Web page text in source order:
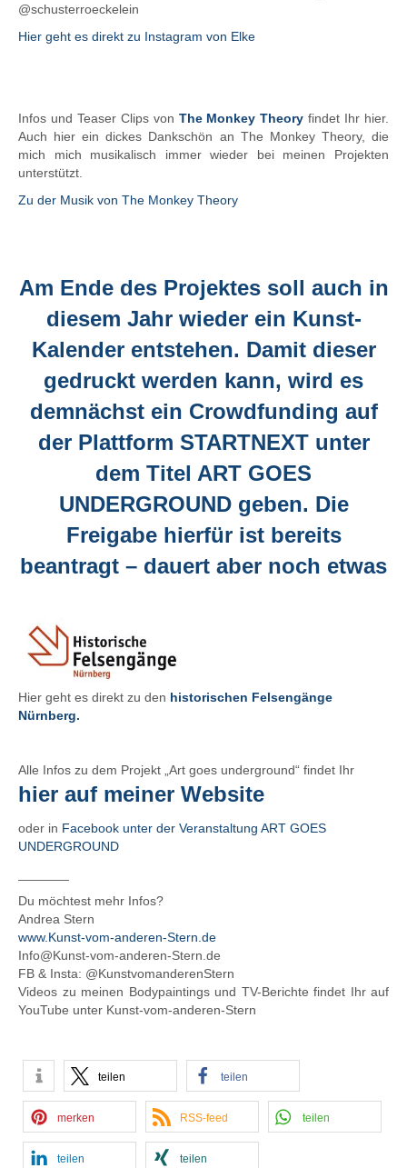
@schusterroeckelein
Hier geht es direkt zu Instagram von Elke
Infos und Teaser Clips von The Monkey Theory findet Ihr hier.
Auch hier ein dickes Dankschön an The Monkey Theory, die
mich mich musikalisch immer wieder bei meinen Projekten
unterstützt.
Zu der Musik von The Monkey Theory
Am Ende des Projektes soll auch in
diesem Jahr wieder ein Kunst-
Kalender entstehen. Damit dieser
gedruckt werden kann, wird es
demnächst ein Crowdfunding auf
der Plattform STARTNEXT unter
dem Titel ART GOES
UNDERGROUND geben. Die
Freigabe hierfür ist bereits
beantragt – dauert aber noch etwas
Hier geht es direkt zu den historischen Felsengänge
Nürnberg.
Alle Infos zu dem Projekt „Art goes underground“ findet Ihr
hier auf meiner Website
oder in Facebook unter der Veranstaltung ART GOES
UNDERGROUND
Du möchtest mehr Infos?
Andrea Stern
www.Kunst-vom-anderen-Stern.de
Info@Kunst-vom-anderen-Stern.de
FB & Insta: @KunstvomanderenStern
Videos zu meinen Bodypaintings und TV-Berichte findet Ihr auf
YouTube unter Kunst-vom-anderen-Stern
teilen teilen
merken RSS-feed teilen
teilen teilen